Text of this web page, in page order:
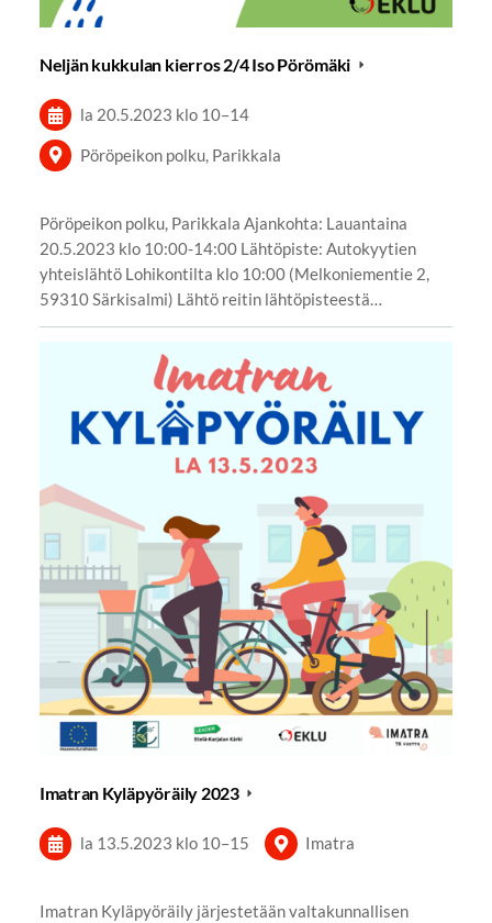
Neljän kukkulan kierros 2/4 Iso Pörömäki
la 20.5.2023 klo 10–14
Pöröpeikon polku, Parikkala
Pöröpeikon polku, Parikkala Ajankohta: Lauantaina
20.5.2023 klo 10:00-14:00 Lähtöpiste: Autokyytien
yhteislähtö Lohikontilta klo 10:00 (Melkoniementie 2,
59310 Särkisalmi) Lähtö reitin lähtöpisteestä…
Imatran Kyläpyöräily 2023
la 13.5.2023 klo 10–15 Imatra
Imatran Kyläpyöräily järjestetään valtakunnallisen